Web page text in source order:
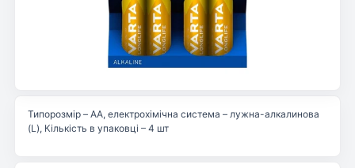
Типорозмір – AA, електрохімічна система – лужна-алкалинова
(L), Кількість в упаковці – 4 шт